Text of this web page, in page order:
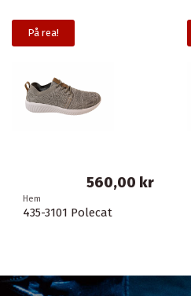
På rea!
Hem
435-3101 Polecat
560,00 kr